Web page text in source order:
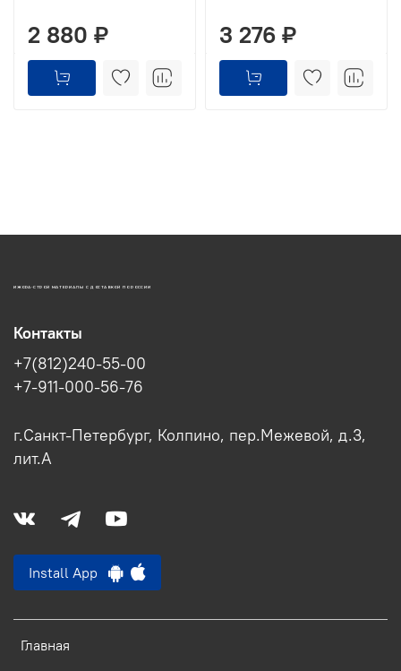
2 880 ₽ 3 276 ₽
ИЖОРА-СТРОЙ МАТЕРИАЛЫ С ДОСТАВКОЙ ПО РОССИИ
Главная
Контакты
+7(812)240-55-00
+7-911-000-56-76
г.Санкт-Петербург, Колпино, пер.Межевой, д.3,
лит.А
Install App